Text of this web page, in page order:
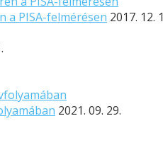
a PISA-felmérésen 2017. 12.
2021. 09. 29.